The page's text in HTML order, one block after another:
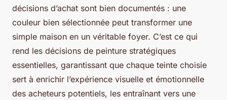
décisions d’achat sont bien documentés : une
couleur bien sélectionnée peut transformer une
simple maison en un véritable foyer. C’est ce qui
rend les décisions de peinture stratégiques
essentielles, garantissant que chaque teinte choisie
sert à enrichir l’expérience visuelle et émotionnelle
des acheteurs potentiels, les entraînant vers une